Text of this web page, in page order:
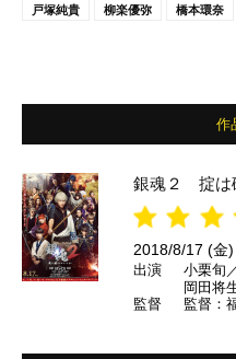
戸塚純貴
柳楽優弥 橋本環奈
作
銀魂２ 掟は
2018/8/17 (金)
出演
小栗旬
岡田将
勝地涼
監督 監督：